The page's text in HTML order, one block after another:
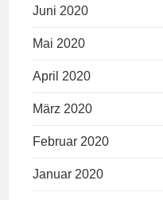
Juni 2020
Mai 2020
April 2020
März 2020
Februar 2020
Januar 2020